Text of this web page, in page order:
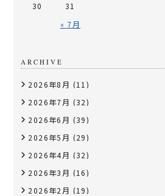
« 7月
30
31
ARCHIVE
2026年8月 (11)
2026年7月 (32)
2026年6月 (39)
2026年5月 (29)
2026年4月 (32)
2026年3月 (16)
2026年2月 (19)